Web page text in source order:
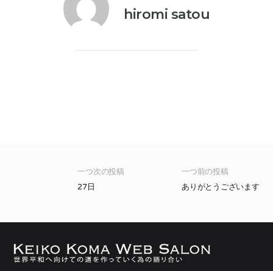
hiromi satou
一つ前の投稿
ありがとうございます
一つ次の投稿
27日